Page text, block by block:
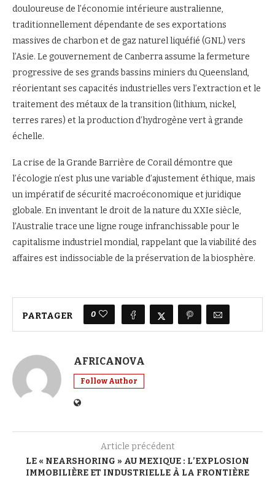
douloureuse de l’économie intérieure australienne,
traditionnellement dépendante de ses exportations
massives de charbon et de gaz naturel liquéfié (GNL) vers
l’Asie. Le gouvernement de Canberra assume la fermeture
progressive de ses grands bassins miniers du Queensland,
réorientant ses capacités industrielles vers l’extraction et le
traitement des métaux de la transition (lithium, nickel,
terres rares) et la production d’hydrogène vert à grande
échelle.
La crise de la Grande Barrière de Corail démontre que
l’écologie n’est plus une variable d’ajustement éthique, mais
un impératif de sécurité macroéconomique et juridique
globale. En inventant le droit de la nature du XXIe siècle,
l’Australie trace une ligne rouge infranchissable pour le
capitalisme industriel mondial, rappelant que la viabilité des
affaires est indissociable de la préservation de la biosphère.
PARTAGER 0
AFRICANOVA
Follow Author
Article précédent
LE « NEARSHORING » AU MEXIQUE : L’EXPLOSION
IMMOBILIÈRE ET INDUSTRIELLE À LA FRONTIÈRE